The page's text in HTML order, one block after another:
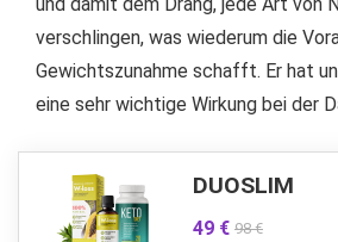
verschlingen, was wiederum die
Gewichtszunahme schafft. Er hat
eine sehr wichtige Wirkung bei der
DUOSLIM
49 € 98 €